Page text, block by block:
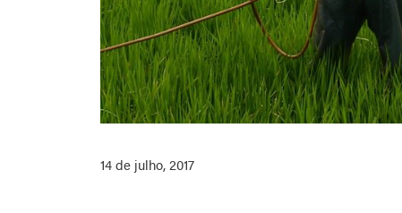
14 de julho, 2017